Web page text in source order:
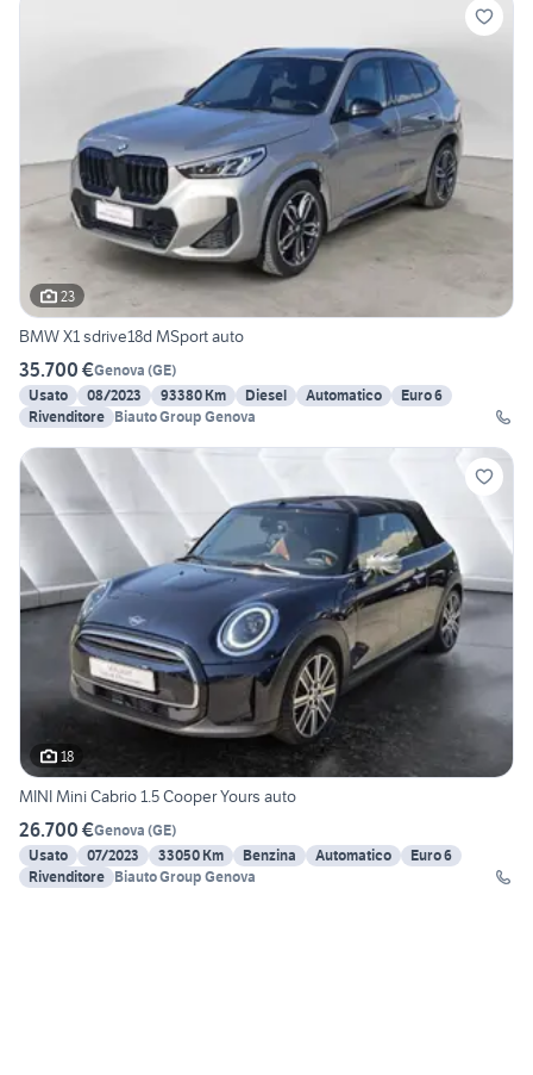
23
BMW X1 sdrive18d MSport auto
35.700 €Genova (GE)
Usato
08/2023 93380 Km Diesel Automatico
Euro 6
Rivenditore Biauto Group Genova
18
MINI Mini Cabrio 1.5 Cooper Yours auto
26.700 €Genova (GE)
Usato
07/2023 33050 Km Benzina Automatico
Euro 6
Rivenditore Biauto Group Genova